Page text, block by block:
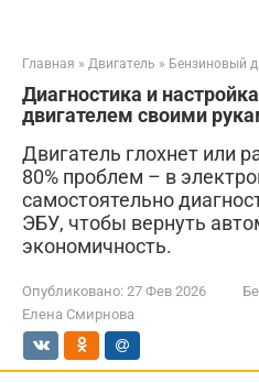
Главная » Двигатель » Бензиновый
Диагностика и
двигателем своими
Двигатель глохнет или
80% проблем – в
самостоятельно
ЭБУ, чтобы вернуть
экономичность.
Опубликовано: 27 Фев 2026
Елена Смирнова